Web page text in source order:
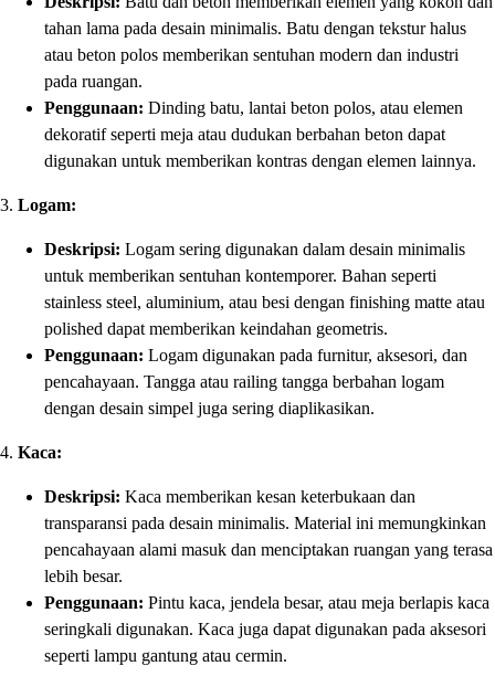
tahan lama pada desain minimalis. Batu dengan tekstur halus
atau beton polos memberikan sentuhan modern dan industri
pada ruangan.
Penggunaan: Dinding batu, lantai beton polos, atau elemen
dekoratif seperti meja atau dudukan berbahan beton dapat
digunakan untuk memberikan kontras dengan elemen lainnya.
3. Logam:
Deskripsi: Logam sering digunakan dalam desain minimalis
untuk memberikan sentuhan kontemporer. Bahan seperti
stainless steel, aluminium, atau besi dengan finishing matte atau
polished dapat memberikan keindahan geometris.
Penggunaan: Logam digunakan pada furnitur, aksesori, dan
pencahayaan. Tangga atau railing tangga berbahan logam
dengan desain simpel juga sering diaplikasikan.
4. Kaca:
Deskripsi: Kaca memberikan kesan keterbukaan dan
transparansi pada desain minimalis. Material ini memungkinkan
pencahayaan alami masuk dan menciptakan ruangan yang terasa
lebih besar.
Penggunaan: Pintu kaca, jendela besar, atau meja berlapis kaca
seringkali digunakan. Kaca juga dapat digunakan pada aksesori
seperti lampu gantung atau cermin.